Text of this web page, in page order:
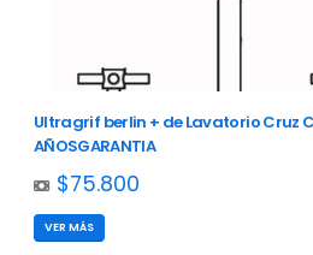
Ultragrif berlin + de Lavatorio Cruz
AÑOSGARANTIA
$75.800
VER MÁS